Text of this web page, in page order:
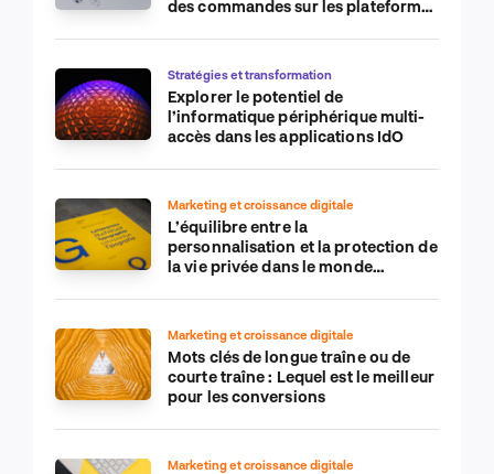
des commandes sur les plateformes
Stratégies et transformation
Explorer le potentiel de
l’informatique périphérique multi-
accès dans les applications IdO
Marketing et croissance digitale
L’équilibre entre la
personnalisation et la protection de
la vie privée dans le monde
Marketing et croissance digitale
Mots clés de longue traîne ou de
courte traîne : Lequel est le meilleur
pour les conversions
Marketing et croissance digitale